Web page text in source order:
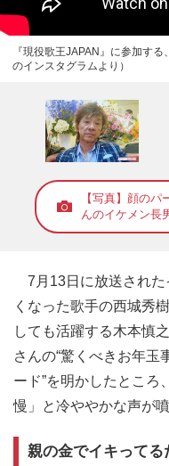
『現役歌王JAPAN』に参加す
のインスタグラムより）
【写真】顔の
んのイケメン長
7月13日に放送された
くなった歌手の西城秀
しても活躍する木本慎
さんの“驚くべきお年玉
ード”を明かしたところ
慢」と冷ややかな声が
親の金でイキってる